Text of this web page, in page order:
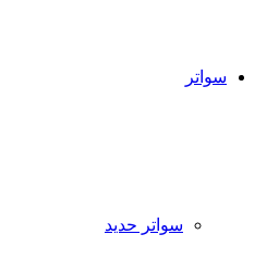
سواتر
سواتر حديد